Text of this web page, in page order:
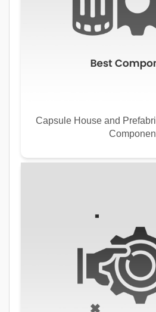
Capsule House and